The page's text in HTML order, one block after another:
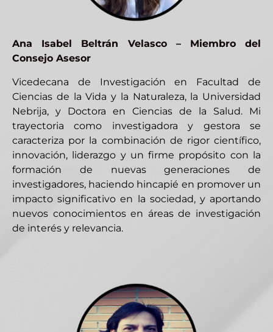
Ana Isabel Beltrán Velasco – Miembro del
Consejo Asesor
Vicedecana de Investigación en Facultad de
Ciencias de la Vida y la Naturaleza, la Universidad
Nebrija, y Doctora en Ciencias de la Salud. Mi
trayectoria como investigadora y gestora se
caracteriza por la combinación de rigor científico,
innovación, liderazgo y un firme propósito con la
formación de nuevas generaciones de
investigadores, haciendo hincapié en promover un
impacto significativo en la sociedad, y aportando
nuevos conocimientos en áreas de investigación
de interés y relevancia.